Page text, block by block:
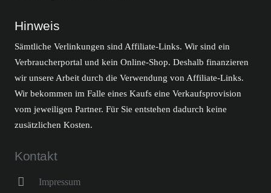
Hinweis
Sämtliche Verlinkungen sind Affiliate-Links. Wir sind ein
Verbraucherportal und kein Online-Shop. Deshalb finanzieren
wir unsere Arbeit durch die Verwendung von Affiliate-Links.
Wir bekommen im Falle eines Kaufs eine Verkaufsprovision
vom jeweiligen Partner. Für Sie entstehen dadurch keine
zusätzlichen Kosten.
Kontakt
Impressum